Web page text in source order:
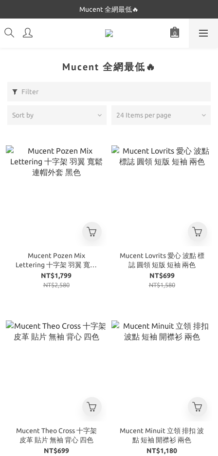
Dickies 最低$280起🔥
Mucent 全網最低🔥
Dickies 最低$280起🔥
Mucent 全網最低🔥
Filter
Sort by 24 Items per page
Mucent Pozen Mix
Lettering 十字架 羽翼 寬鬆
連帽外套 黑色
NT$1,799
NT$2,580
Mucent Lovrits 愛心 波點 標
誌 圓領 短版 短袖 兩色
NT$699
NT$1,580
Mucent Theo Cross 十字架
皮革 貼片 無袖 背心 四色
NT$699
Mucent Minuit 立領 排扣 波
點 短袖 開襟衫 兩色
NT$1,180